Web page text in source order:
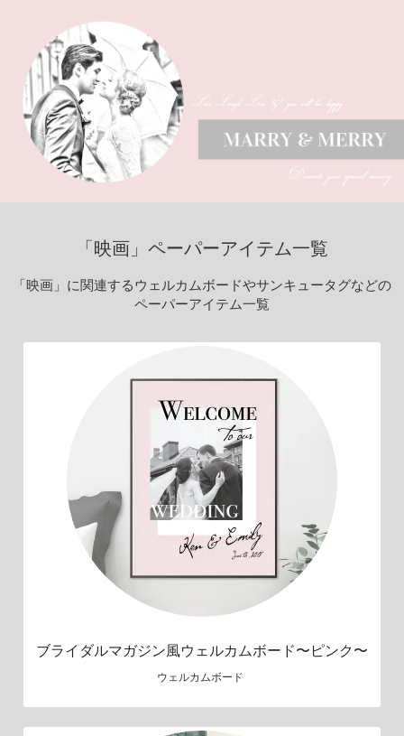
「映画」ペーパーアイテム一覧
「映画」に関連するウェルカムボードやサンキュータグなどの
ペーパーアイテム一覧
ブライダルマガジン風ウェルカムボード〜ピンク〜
ウェルカムボード